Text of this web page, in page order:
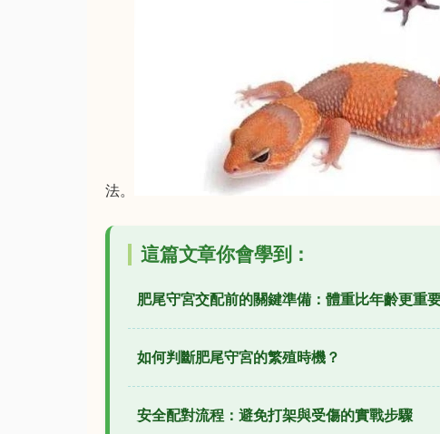
法。
這篇文章你會學到：
肥尾守宮交配前的關鍵準備：體重比年齡更重
如何判斷肥尾守宮的繁殖時機？
安全配對流程：避免打架與受傷的實戰步驟